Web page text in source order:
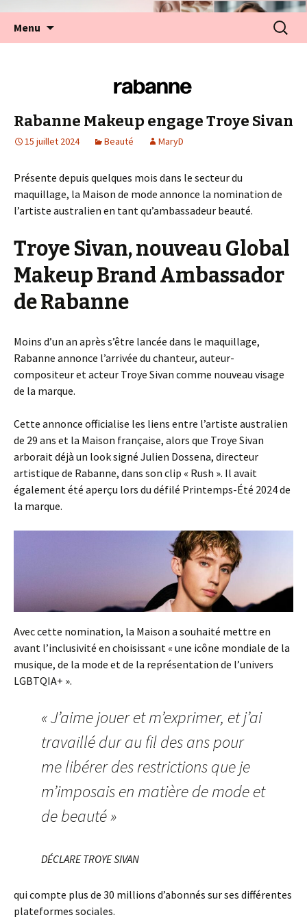
Menu
Rabanne Makeup engage Troye Sivan
15 juillet 2024 Beauté MaryD
Présente depuis quelques mois dans le secteur du
maquillage, la Maison de mode annonce la nomination de
l’artiste australien en tant qu’ambassadeur beauté.
Troye Sivan, nouveau Global
Makeup Brand Ambassador
de Rabanne
Moins d’un an après s’être lancée dans le maquillage,
Rabanne annonce l’arrivée du chanteur, auteur-
compositeur et acteur Troye Sivan comme nouveau visage
de la marque.
Cette annonce officialise les liens entre l’artiste australien
de 29 ans et la Maison française, alors que Troye Sivan
arborait déjà un look signé Julien Dossena, directeur
artistique de Rabanne, dans son clip « Rush ». Il avait
également été aperçu lors du défilé Printemps-Été 2024 de
la marque.
Avec cette nomination, la Maison a souhaité mettre en
avant l’inclusivité en choisissant « une icône mondiale de la
musique, de la mode et de la représentation de l’univers
LGBTQIA+ ».
« J’aime jouer et m’exprimer, et j’ai
travaillé dur au fil des ans pour
me libérer des restrictions que je
m’imposais en matière de mode et
de beauté »
DÉCLARE TROYE SIVAN
qui compte plus de 30 millions d’abonnés sur ses différentes
plateformes sociales.